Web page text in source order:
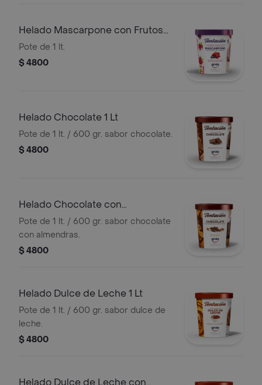
Helado Mascarpone con Frutos
Del Bosque 1 Lt
Pote de 1 lt.
$ 4800
Helado Chocolate 1 Lt
Pote de 1 lt. / 600 gr. sabor chocolate.
$ 4800
Helado Chocolate con
Almendras 1 Lt
Pote de 1 lt. / 600 gr. sabor chocolate
con almendras.
$ 4800
Helado Dulce de Leche 1 Lt
Pote de 1 lt. / 600 gr. sabor dulce de
leche.
$ 4800
Helado Dulce de Leche con